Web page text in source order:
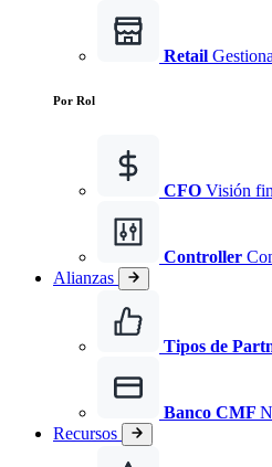
Retail
Por Rol
CFO Visión
Controller
Alianzas
Tipos de
Banco CMF
Recursos